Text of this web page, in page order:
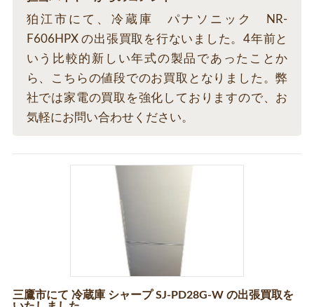
狛江市にて、冷蔵庫 パナソニック NR-
F606HPX の出張買取を行ないました。4年前と
いう比較的新しい年式の製品であったことか
ら、こちらの値段でのお買取となりました。弊
社では家電の買取を強化しておりますので、お
気軽にお問い合わせください。
三鷹市にて 冷蔵庫 シャープ SJ-PD28G-W の出張買取を